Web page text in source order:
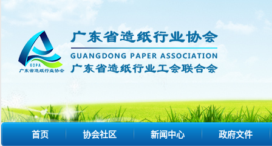
首页 协会社区 新闻中心 政府文件